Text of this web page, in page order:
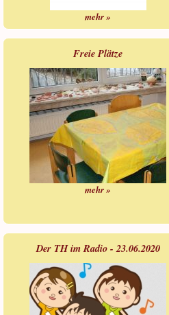
mehr »
Freie Plätze
mehr »
Der TH im Radio - 23.06.2020